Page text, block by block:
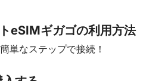
eSIMギガゴの利用方法
単なステップで接続！